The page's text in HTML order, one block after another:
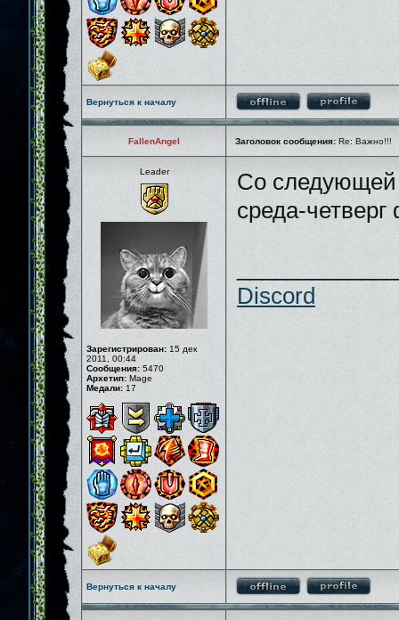
Вернуться к началу
FallenAngel Заголовок сообщения: Re: Важно!!!
Leader
Зарегистрирован: 15 дек
2011, 00:44
Сообщения: 5470
Архетип: Mage
Медали: 17
Со
среда-
Discord
Вернуться к началу